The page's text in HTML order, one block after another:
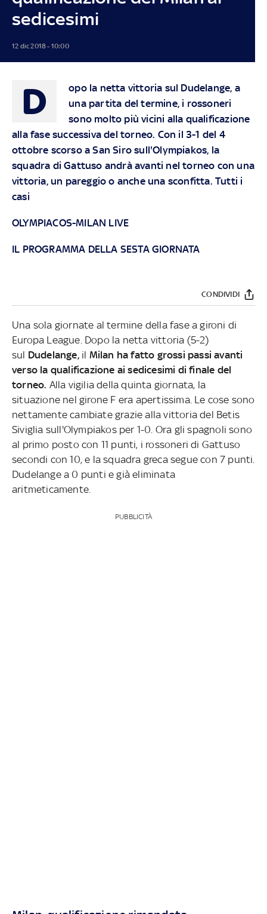
sedicesimi
12 dic 2018 - 10:00
D
opo la netta vittoria sul Dudelange, a
una partita del termine, i rossoneri
sono molto più vicini alla qualificazione
alla fase successiva del torneo. Con il 3-1 del 4
ottobre scorso a San Siro sull'Olympiakos, la
squadra di Gattuso andrà avanti nel torneo con una
vittoria, un pareggio o anche una sconfitta. Tutti i
casi
OLYMPIACOS-MILAN LIVE
IL PROGRAMMA DELLA SESTA GIORNATA
CONDIVIDI
Una sola giornate al termine della fase a gironi di
Europa League. Dopo la netta vittoria (5-2)
sul Dudelange, il Milan ha fatto grossi passi avanti
verso la qualificazione ai sedicesimi di finale del
torneo. Alla vigilia della quinta giornata, la
situazione nel girone F era apertissima. Le cose sono
nettamente cambiate grazie alla vittoria del Betis
Siviglia sull'Olympiakos per 1-0. Ora gli spagnoli sono
al primo posto con 11 punti, i rossoneri di Gattuso
secondi con 10, e la squadra greca segue con 7 punti.
Dudelange a 0 punti e già eliminata
aritmeticamente.
PUBBLICITÀ